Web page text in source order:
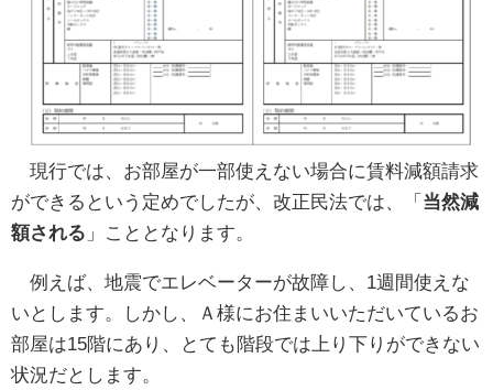
現行では、お部屋が一部使えない場合に賃料減額請求
ができるという定めでしたが、改正民法では、「 当然減
額される 」こととなります。
例えば、地震でエレベーターが故障し、1週間使えな
いとします。しかし、Ａ様にお住まいいただいているお
部屋は15階にあり、とても階段では上り下りができない
状況だとします。